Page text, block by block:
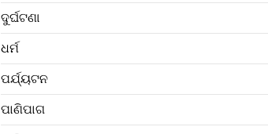
ଦୁର୍ଘଟଣା
ଧର୍ମ
ପର୍ଯ୍ୟଟନ
ପାଣିପାଗ